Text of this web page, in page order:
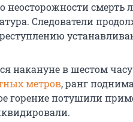
неосторожности смерть
Следователи
накануне в шестом часу
метров, ранг
горение потушили